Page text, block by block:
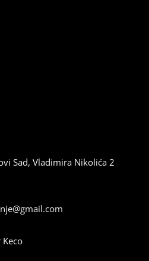
Sad, Vladimira Nikolića 2